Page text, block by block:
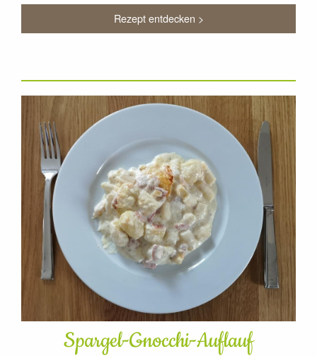
Rezept entdecken >
Spargel-Gnocchi-Auflauf